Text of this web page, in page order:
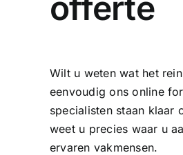
Wilt u weten wat het
eenvoudig ons online
specialisten staan klaar
weet u precies waar u
ervaren vakmensen.